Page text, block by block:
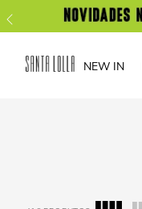
NEW IN